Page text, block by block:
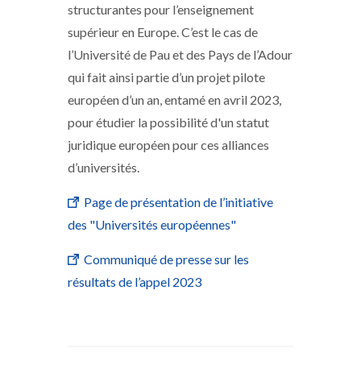
structurantes pour l’enseignement
supérieur en Europe. C’est le cas de
l’Université de Pau et des Pays de l’Adour
qui fait ainsi partie d’un projet pilote
européen d’un an, entamé en avril 2023,
pour étudier la possibilité d'un statut
juridique européen pour ces alliances
d’universités.
Page de présentation de l’initiative
des "Universités européennes"
Communiqué de presse sur les
résultats de l’appel 2023